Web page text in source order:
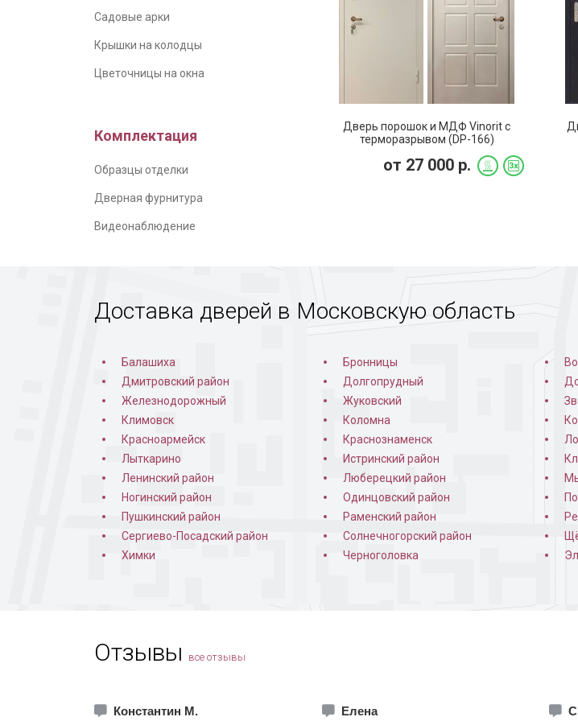
Садовые арки
Крышки на колодцы
Цветочницы на окна
Комплектация
Образцы отделки
Дверная фурнитура
Видеонаблюдение
Дверь с рисунком на металле
Стальная дверь с
кирпичном доме
Дверь порошок и МДФ Vinorit с
терморазрывом (DP-166)
от 27 000р.
Доставка дверей в Московскую область
Балашиха Бронницы
Дмитровский район
Долгопрудный
Железнодорожный
Жуковский
Климовск
Коломна
Красноармейск
Краснознаменск
Лыткарино
Истринский район
Ленинский район
Люберецкий район
Ногинский район
Одинцовский район
Пушкинский район
Раменский район
Сергиево-Посадский район
Солнечногорский район
Химки
Черноголовка
Отзывы все отзывы
Константин М. Елена